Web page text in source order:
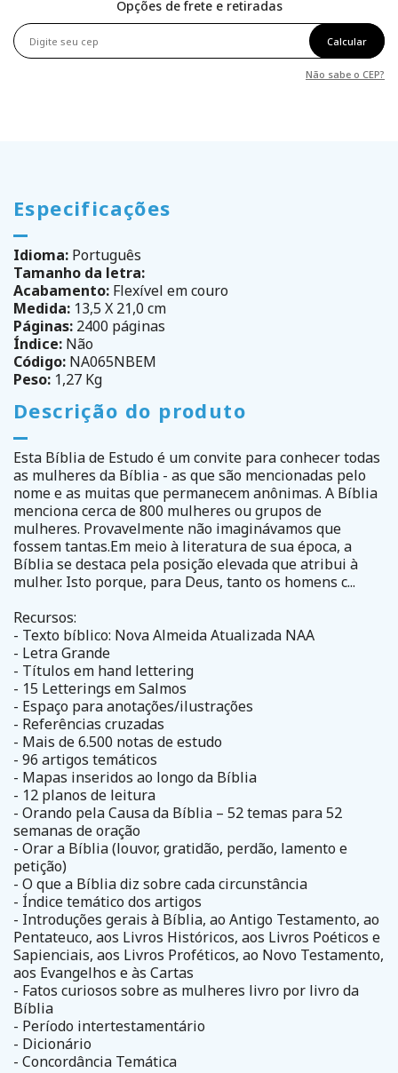
Opções de frete e retiradas
Calcular
Não sabe o CEP?
Especificações
Idioma: Português
Tamanho da letra:
Acabamento: Flexível em couro
Medida: 13,5 X 21,0 cm
Páginas: 2400 páginas
Índice: Não
Código: NA065NBEM
Peso: 1,27 Kg
Descrição do produto
Esta Bíblia de Estudo é um convite para conhecer todas
as mulheres da Bíblia - as que são mencionadas pelo
nome e as muitas que permanecem anônimas. A Bíblia
menciona cerca de 800 mulheres ou grupos de
mulheres. Provavelmente não imaginávamos que
fossem tantas.Em meio à literatura de sua época, a
Bíblia se destaca pela posição elevada que atribui à
mulher. Isto porque, para Deus, tanto os homens c...
Recursos:
- Texto bíblico: Nova Almeida Atualizada NAA
- Letra Grande
- Títulos em hand lettering
- 15 Letterings em Salmos
- Espaço para anotações/ilustrações
- Referências cruzadas
- Mais de 6.500 notas de estudo
- 96 artigos temáticos
- Mapas inseridos ao longo da Bíblia
- 12 planos de leitura
- Orando pela Causa da Bíblia – 52 temas para 52
semanas de oração
- Orar a Bíblia (louvor, gratidão, perdão, lamento e
petição)
- O que a Bíblia diz sobre cada circunstância
- Índice temático dos artigos
- Introduções gerais à Bíblia, ao Antigo Testamento, ao
Pentateuco, aos Livros Históricos, aos Livros Poéticos e
Sapienciais, aos Livros Proféticos, ao Novo Testamento,
aos Evangelhos e às Cartas
- Fatos curiosos sobre as mulheres livro por livro da
Bíblia
- Período intertestamentário
- Dicionário
- Concordância Temática